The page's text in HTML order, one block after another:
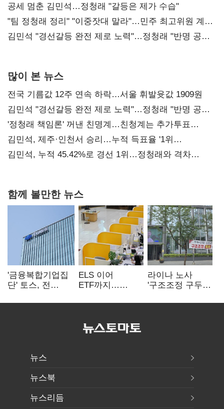
공세 멈춘 김민석…정청래 "갈등은 제가 수습"
"팀 정청래 정리" "이중잣대 말라"…민주 최고위원 계파
다툼 격화
김민석 "경선갈등 완전 제로 노력"…정청래 "반명 공세
많이 본 뉴스
전국 기름값 12주 연속 하락…서울 휘발윳값 1909원
김민석 "경선갈등 완전 제로 노력"…정청래 "반명 공세
사과부터"
'정청래 책임론' 꺼낸 친명계…친청계는 추가투표
때리기
김민석, 제주·인천서 승리…누적 득표율 '1위
탈환'(종합)
김민석, 누적 45.42%로 경선 1위…정청래와 격차
함께 볼만한 뉴스
'금융복합기업집
단' 토스, 전
표준화
ELS 이어
ETF까지…
제동 걸린 은행
라이나 노사
'구조조정 구두
뉴스
뉴스북
뉴스리듬